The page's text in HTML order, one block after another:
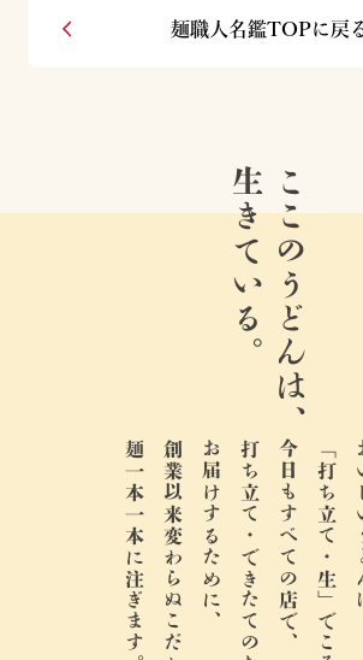
麺職人名鑑TOPに戻
ここのうどんは、
生きている。
お
「打ち立て・生」でこそ。
今日もすべての店で、
お届けするために、
麺一本一本に注ぎます。